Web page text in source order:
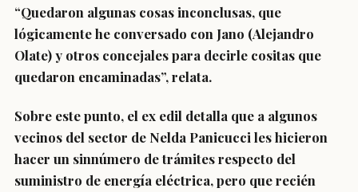
“Quedaron algunas cosas inconclusas, que
lógicamente he conversado con Jano (Alejandro
Olate) y otros concejales para decirle cositas que
quedaron encaminadas”, relata.
Sobre este punto, el ex edil detalla que a algunos
vecinos del sector de Nelda Panicucci les hicieron
hacer un sinnúmero de trámites respecto del
suministro de energía eléctrica, pero que recién